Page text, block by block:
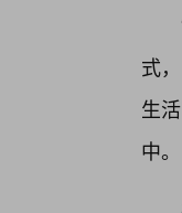
式
生
中。